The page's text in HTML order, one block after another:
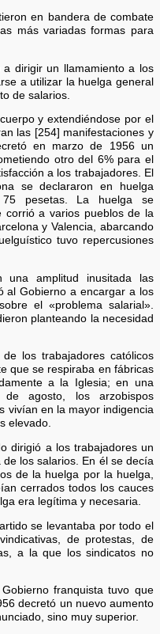
en bandera de combate
más variadas formas para
dirigir un llamamiento a los
a utilizar la huelga general
de salarios.
y extendiéndose por el
las [254] manifestaciones y
en marzo de 1956 un
otro del 6% para el
a los trabajadores. El
se declararon en huelga
pesetas. La huelga se
corrió a varios pueblos de la
y Valencia, abarcando
tuvo repercusiones
una amplitud inusitada las
al Gobierno a encargar a los
el «problema salarial».
planteando la necesidad
los trabajadores católicos
que se respiraba en fábricas
a la Iglesia; en una
agosto, los arzobispos
vivían en la mayor indigencia
elevado.
dirigió a los trabajadores un
los salarios. En él se decía
de la huelga por la huelga,
cerrados todos los cauces
era legítima y necesaria.
se levantaba por todo el
de protestas, de
a la que los sindicatos no
franquista tuvo que
decretó un nuevo aumento
sino muy superior.